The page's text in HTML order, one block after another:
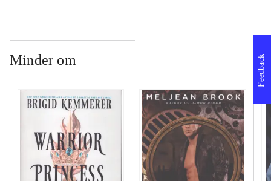
Minder om Feedback